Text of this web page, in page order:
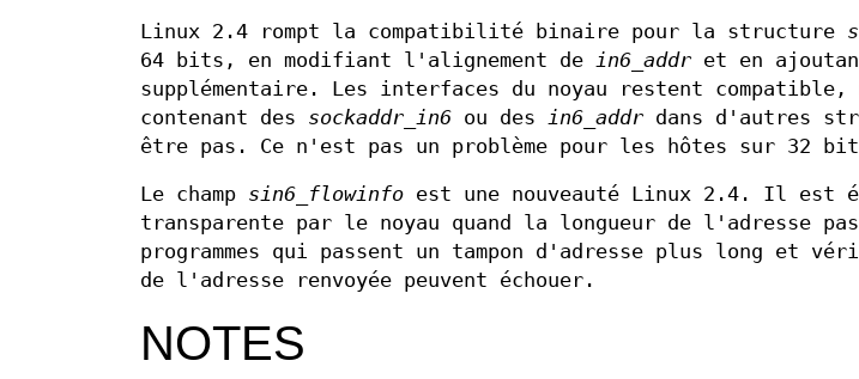
Linux 2.4 rompt la compatibilité binaire pour la structure
64 bits, en modifiant l'alignement de in6_addr et en
supplémentaire. Les interfaces du noyau restent compatible,
contenant des sockaddr_in6 ou des in6_addr dans d'autres
être pas. Ce n'est pas un problème pour les hôtes sur 32
Le champ sin6_flowinfo est une nouveauté Linux 2.4. Il est
transparente par le noyau quand la longueur de l'adresse
programmes qui passent un tampon d'adresse plus long et
de l'adresse renvoyée peuvent échouer.
NOTES